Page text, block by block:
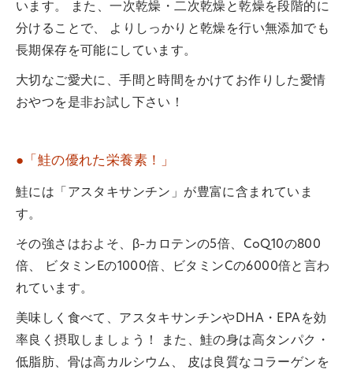
います。 また、一次乾燥・二次乾燥と乾燥を段階的に
分けることで、 よりしっかりと乾燥を行い無添加でも
長期保存を可能にしています。
大切なご愛犬に、手間と時間をかけてお作りした愛情
おやつを是非お試し下さい！
●「鮭の優れた栄養素！」
鮭には「アスタキサンチン」が豊富に含まれていま
す。
その強さはおよそ、β-カロテンの5倍、CoQ10の800
倍、 ビタミンEの1000倍、ビタミンCの6000倍と言わ
れています。
美味しく食べて、アスタキサンチンやDHA・EPAを効
率良く摂取しましょう！ また、鮭の身は高タンパク・
低脂肪、骨は高カルシウム、 皮は良質なコラーゲンを